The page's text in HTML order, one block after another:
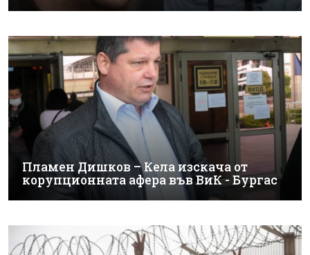
Пламен Дишков – Кела изскача от
корупционната афера във ВиК - Бургас